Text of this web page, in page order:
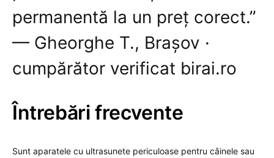
permanentă la un preț corect.”
— Gheorghe T., Brașov ·
cumpărător verificat birai.ro
Întrebări frecvente
Sunt aparatele cu ultrasunete periculoase pentru câinele sau